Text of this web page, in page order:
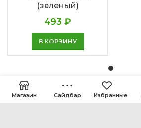
(зеленый)
493 ₽
В КОРЗИНУ
Магазин Сайдбар Избранные